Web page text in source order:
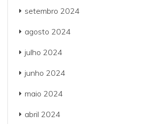
setembro 2024
agosto 2024
julho 2024
junho 2024
maio 2024
abril 2024